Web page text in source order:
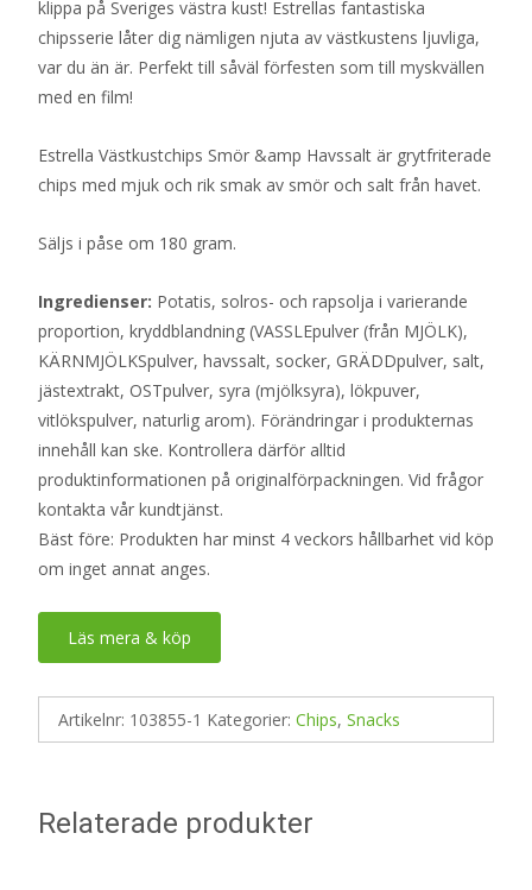
klippa på Sveriges västra kust! Estrellas fantastiska
chipsserie låter dig nämligen njuta av västkustens ljuvliga,
var du än är. Perfekt till såväl förfesten som till myskvällen
med en film!
Estrella Västkustchips Smör &amp Havssalt är grytfriterade
chips med mjuk och rik smak av smör och salt från havet.
Säljs i påse om 180 gram.
Ingredienser: Potatis, solros- och rapsolja i varierande
proportion, kryddblandning (VASSLEpulver (från MJÖLK),
KÄRNMJÖLKSpulver, havssalt, socker, GRÄDDpulver, salt,
jästextrakt, OSTpulver, syra (mjölksyra), lökpuver,
vitlökspulver, naturlig arom). Förändringar i produkternas
innehåll kan ske. Kontrollera därför alltid
produktinformationen på originalförpackningen. Vid frågor
kontakta vår kundtjänst.
Bäst före: Produkten har minst 4 veckors hållbarhet vid köp
om inget annat anges.
Läs mera & köp
Artikelnr: 103855-1 Kategorier: Chips, Snacks
Relaterade produkter